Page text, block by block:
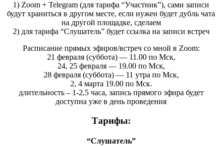
1) Zoom + Telegram (для тарифа “Участник”), сами записи
будут храниться в другом месте, если нужен будет дубль чата
на другой площадке, сделаем
2) для тарифа “Слушатель” будет ссылка на записи встреч
Расписание прямых эфиров/встреч со мной в Zoom:
21 февраля (суббота) — 11.00 по Мск,
24, 25 февраля — 19.00 по Мск,
28 февраля (суббота) — 11 утра по Мск,
2, 4 марта 19.00 по Мск.
длительность – 1-2,5 часа, запись прямого эфира будет
доступна уже в день проведения
Тарифы:
“Слушатель”